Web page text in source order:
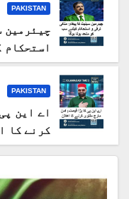
PAKISTAN
چیئرمین
استحکام
PAKISTAN
اے این
کرنے کا